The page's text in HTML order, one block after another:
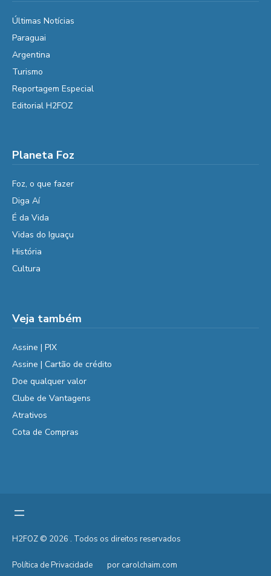
Últimas Notícias
Paraguai
Argentina
Turismo
Reportagem Especial
Editorial H2FOZ
Planeta Foz
Foz, o que fazer
Diga Aí
É da Vida
Vidas do Iguaçu
História
Cultura
Veja também
Assine | PIX
Assine | Cartão de crédito
Doe qualquer valor
Clube de Vantagens
Atrativos
Cota de Compras
H2FOZ © 2026 . Todos os direitos reservados
Política de Privacidade por carolchaim.com